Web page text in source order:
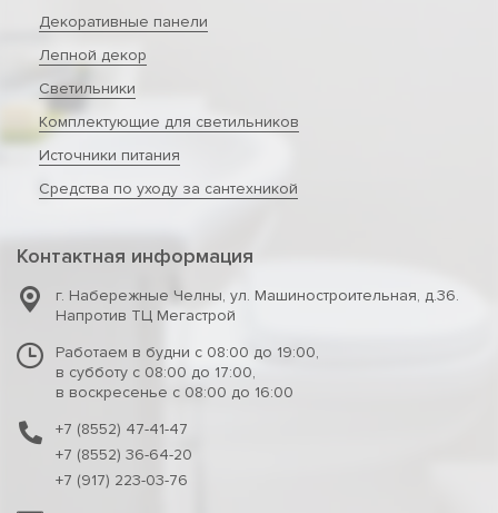
Декоративные панели
Лепной декор
Светильники
Комплектующие для светильников
Источники питания
Средства по уходу за сантехникой
Контактная информация
г. Набережные Челны, ул. Машиностроительная, д.36.
Напротив ТЦ Мегастрой
Работаем в будни с 08:00 до 19:00,
в субботу с 08:00 до 17:00,
в воскресенье с 08:00 до 16:00
+7 (8552) 47-41-47
+7 (8552) 36-64-20
+7 (917) 223-03-76